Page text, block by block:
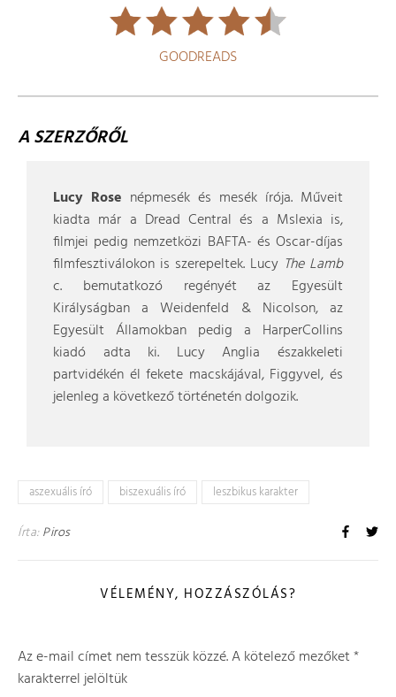
GOODREADS
A SZERZŐRŐL
Lucy Rose népmesék és mesék írója. Műveit
kiadta már a Dread Central és a Mslexia is,
filmjei pedig nemzetközi BAFTA- és Oscar-díjas
filmfesztiválokon is szerepeltek. Lucy The Lamb
c. bemutatkozó regényét az Egyesült
Királyságban a Weidenfeld & Nicolson, az
Egyesült Államokban pedig a HarperCollins
kiadó adta ki. Lucy Anglia északkeleti
partvidékén él fekete macskájával, Figgyvel, és
jelenleg a következő történetén dolgozik.
aszexuális író biszexuális író leszbikus karakter
Írta:Piros
VÉLEMÉNY, HOZZÁSZÓLÁS?
Az e-mail címet nem tesszük közzé.A kötelező mezőket*
karakterrel jelöltük